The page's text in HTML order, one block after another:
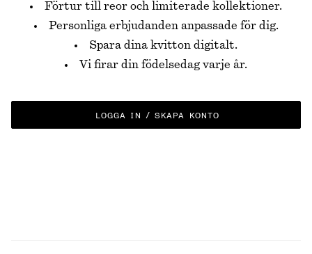
Förtur till reor och limiterade kollektioner.
Personliga erbjudanden anpassade för dig.
Spara dina kvitton digitalt.
Vi firar din födelsedag varje år.
LOGGA IN / SKAPA KONTO